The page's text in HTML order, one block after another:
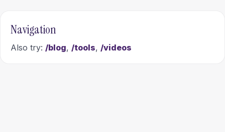
Navigation
Also try: /blog, /tools, /videos